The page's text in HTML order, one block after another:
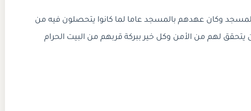
بالمسجد وكان عهدهم بالمسجد عاما لما كانوا يتحصلون فيه من
يتحقق لهم من الأمن وكل خير ببركة قربهم من البيت الحرام